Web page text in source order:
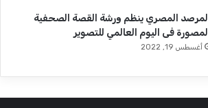
المرصد المصري ينظم ورشة القصة الصحفية
المصورة فى اليوم العالمي للتصوير
أغسطس 19, 2022